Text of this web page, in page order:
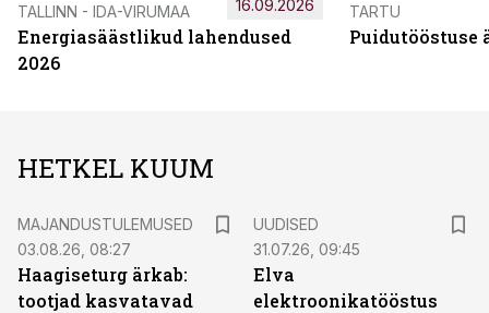
TALLINN - IDA-VIRUMAA
Energiasäästlikud lahendused
2026
16.09.2026 TARTU
Puidutööstuse
HETKEL KUUM
MAJANDUSTULEMUSED
03.08.26, 08:27
Haagiseturg ärkab:
tootjad kasvatavad
UUDISED
31.07.26, 09:45
Elva
elektroonikatööstus